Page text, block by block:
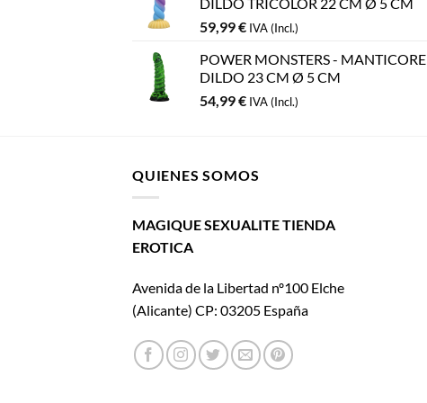
59,99€ IVA (Incl.)
POWER MONSTERS - MANTICORE
DILDO 23 CM Ø 5 CM
54,99€ IVA (Incl.)
QUIENES SOMOS
MAGIQUE SEXUALITE TIENDA
EROTICA
Avenida de la Libertad nº100 Elche
(Alicante) CP: 03205 España